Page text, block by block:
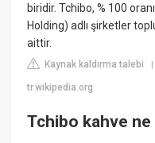
biridir. Tchibo, % 100
Holding) adlı şirketler
aittir.
Kaynak kaldırma talebi
tr.wikipedia.org
Tchibo kahve ne